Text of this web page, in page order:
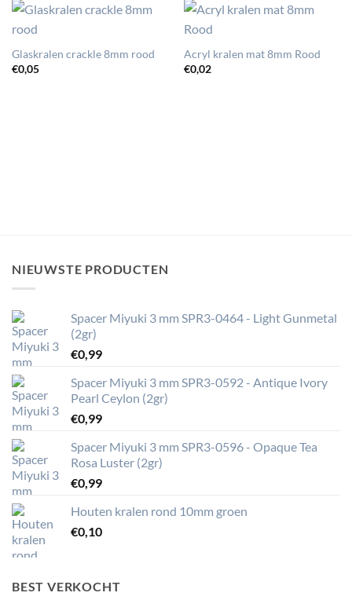
Glaskralen crackle 8mm rood
€0,05
Acryl kralen mat 8mm Rood
€0,02
NIEUWSTE PRODUCTEN
Spacer Miyuki 3 mm SPR3-0464 - Light Gunmetal
(2gr)
€0,99
Spacer Miyuki 3 mm SPR3-0592 - Antique Ivory
Pearl Ceylon (2gr)
€0,99
Spacer Miyuki 3 mm SPR3-0596 - Opaque Tea
Rosa Luster (2gr)
€0,99
Houten kralen rond 10mm groen
€0,10
BEST VERKOCHT